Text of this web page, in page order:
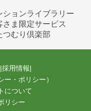
ションライブラリー
さま限定サービス
つむり倶楽部
|採用情報|
・ポリシー）
について
リシー